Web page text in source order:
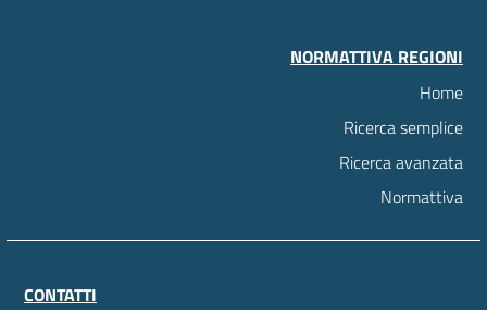
NORMATTIVA REGIONI
Home
Ricerca semplice
Ricerca avanzata
Normattiva
CONTATTI